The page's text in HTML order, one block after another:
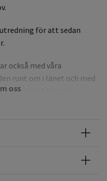
för att sedan
också med våra
runt om i länet och med
förslag till behandling av
besöka vårdgivarna och
oss